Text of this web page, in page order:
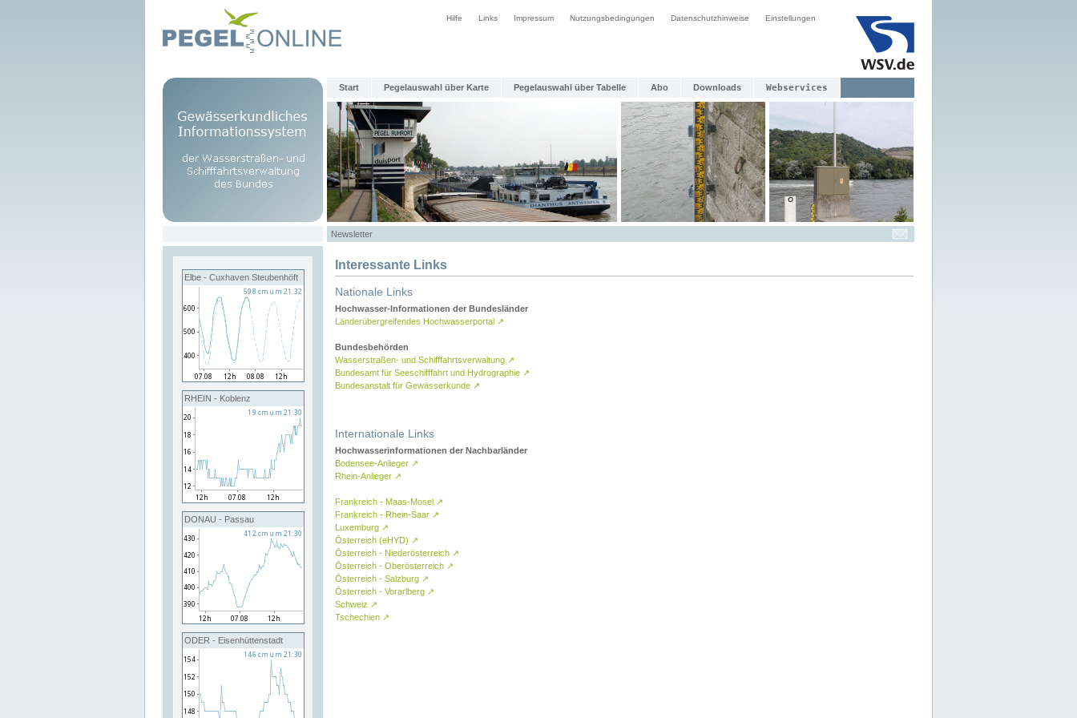
Hilfe Links Impressum Nutzungsbedingungen Datenschutzhinweise Einstellungen
Start Pegelauswahl über Karte Pegelauswahl über Tabelle Abo Downloads Webservices
Newsletter
Elbe - Cuxhaven Steubenhöft
RHEIN - Koblenz
DONAU - Passau
ODER - Eisenhüttenstadt
Interessante Links
Nationale Links
Hochwasser-Informationen der Bundesländer
Länderübergreifendes Hochwasserportal ↗
Bundesbehörden
Wasserstraßen- und Schifffahrtsverwaltung ↗
Bundesamt für Seeschifffahrt und Hydrographie ↗
Bundesanstalt für Gewässerkunde ↗
Internationale Links
Hochwasserinformationen der Nachbarländer
Bodensee-Anlieger ↗
Rhein-Anlieger ↗
Frankreich - Maas-Mosel ↗
Frankreich - Rhein-Saar ↗
Luxemburg ↗
Österreich (eHYD) ↗
Österreich - Niederösterreich ↗
Österreich - Oberösterreich ↗
Österreich - Salzburg ↗
Österreich - Vorarlberg ↗
Schweiz ↗
Tschechien ↗